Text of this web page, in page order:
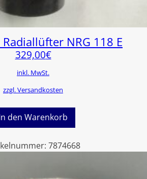
NRG 118 E
329,00€
inkl. MwSt.
zzgl. Versandkosten
den Warenkorb
7874668